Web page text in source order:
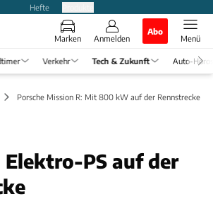
Hefte
Marken Anmelden
Abo
Menü
Verkehr Tech & Zukunft Auto-
Porsche Mission R: Mit 800 kW auf der Rennstrecke
PS auf der